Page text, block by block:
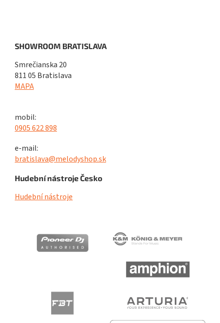
SHOWROOM BRATISLAVA
Smrečianska 20
811 05 Bratislava
MAPA
mobil:
0905 622 898
e-mail:
bratislava@melodyshop.sk
Hudební nástroje Česko
Hudební nástroje